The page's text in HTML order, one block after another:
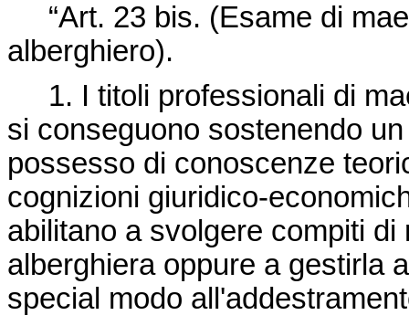
“Art. 23 bis. (Esame di
alberghiero).
1. I titoli professionali di
si conseguono sostenendo
possesso di conoscenze
cognizioni giuridico-
abilitano a svolgere compiti
alberghiera oppure a gestirla
special modo